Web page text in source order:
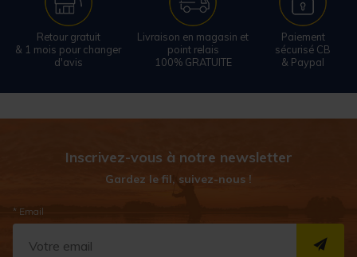
Retour gratuit
& 1 mois pour changer
d'avis
Livraison en magasin et
point relais
100% GRATUITE
Paiement
sécurisé CB
& Paypal
Inscrivez-vous à notre newsletter
Gardez le fil, suivez-nous !
* Email